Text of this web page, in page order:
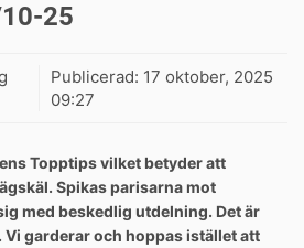
25
Publicerad: 17 oktober, 2025
09:27
Topptips vilket betyder att
Spikas parisarna mot
med beskedlig utdelning. Det är
Vi garderar och hoppas istället att